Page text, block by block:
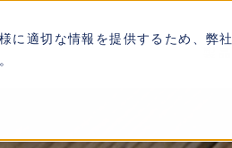
に適切な情報を提供するため、弊社